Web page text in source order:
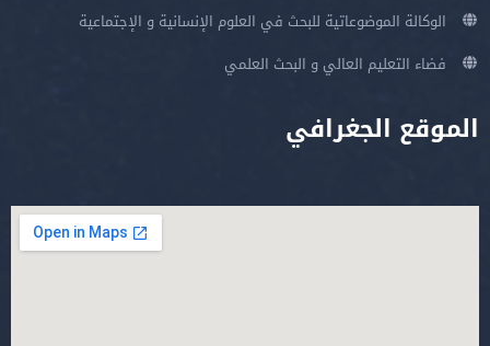
الوكالة الموضوعاتية للبحث في العلوم الإنسانية و الإجتماعية
فضاء التعليم العالي و البحث العلمي
الموقع الجغرافي